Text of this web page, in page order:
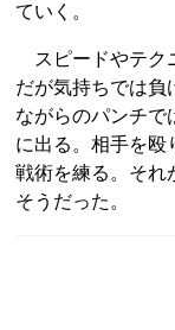
ていく。
スピードやテク
だが気持ちでは負
ながらのパンチで
に出る。相手を殴
戦術を練る。それ
そうだった。